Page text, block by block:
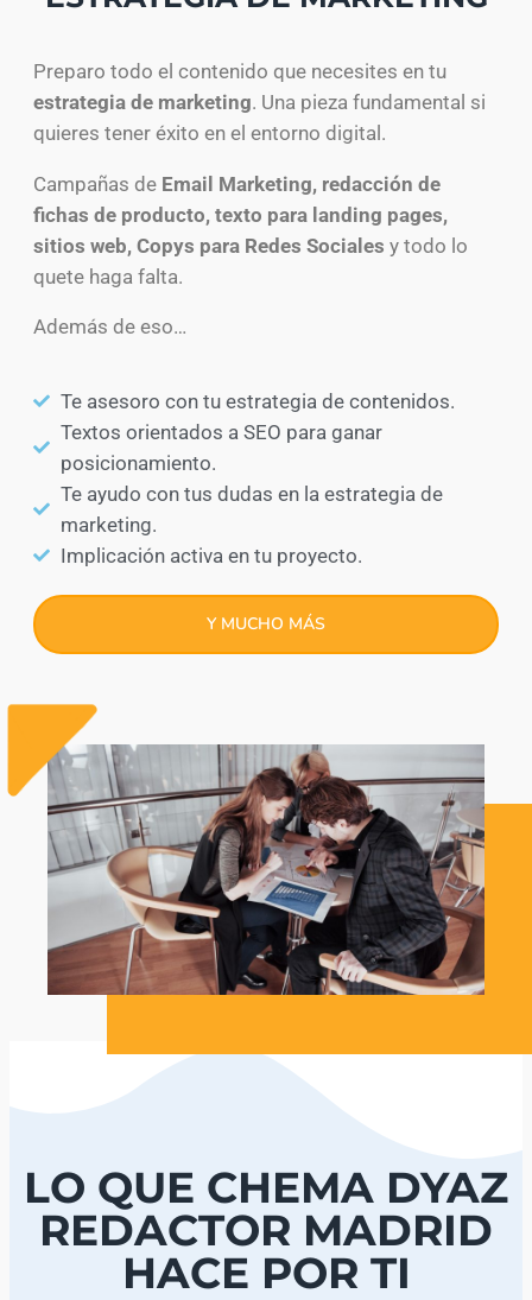
Preparo todo el contenido que necesites en tu
estrategia de marketing. Una pieza fundamental si
quieres tener éxito en el entorno digital.
Campañas de Email Marketing, redacción de
fichas de producto, texto para landing pages,
sitios web, Copys para Redes Sociales y todo lo
quete haga falta.
Además de eso…
Te asesoro con tu estrategia de contenidos.
Textos orientados a SEO para ganar
posicionamiento.
Te ayudo con tus dudas en la estrategia de
marketing.
Implicación activa en tu proyecto.
Y MUCHO MÁS
LO QUE CHEMA DYAZ
REDACTOR MADRID
HACE POR TI